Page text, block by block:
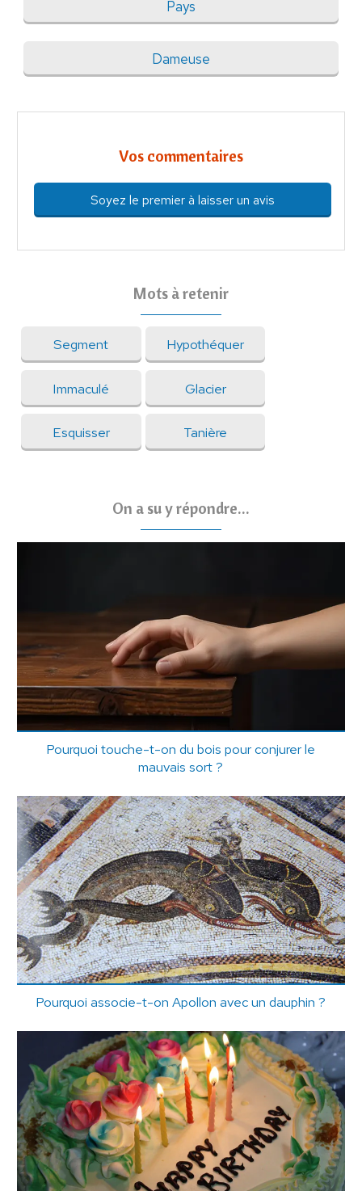
Pays
Dameuse
Vos commentaires
Soyez le premier à laisser un avis
Mots à retenir
Segment Hypothéquer
Immaculé Glacier
Esquisser Tanière
On a su y répondre...
Pourquoi touche-t-on du bois pour conjurer le
mauvais sort ?
Pourquoi associe-t-on Apollon avec un dauphin ?